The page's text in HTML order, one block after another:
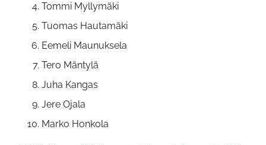
Tommi Myllymäki
Tuomas Hautamäki
Eemeli Maunuksela
Tero Mäntylä
Juha Kangas
Jere Ojala
Marko Honkola